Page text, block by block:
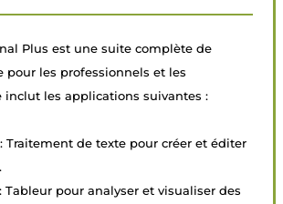
Plus est une suite complète de
pour les professionnels et les
inclut les applications suivantes :
Traitement de texte pour créer et éditer
Tableur pour analyser et visualiser des